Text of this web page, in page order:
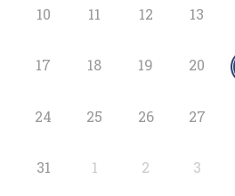
10 11 12 13
17 18 19 20
24 25 26 27
31 1 2 3